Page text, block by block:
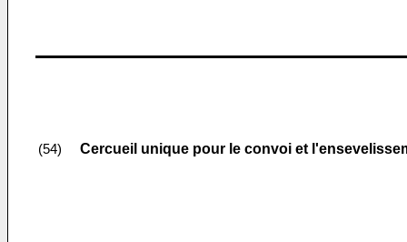
(54) Cercueil unique pour le convoi et